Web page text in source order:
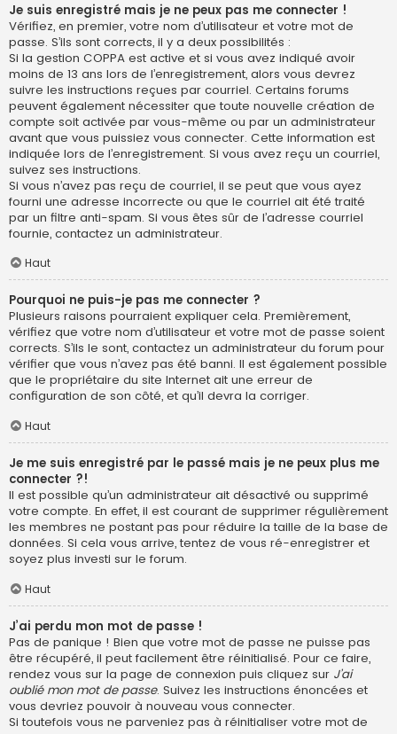
Je suis enregistré mais je ne peux pas me connecter !
Vérifiez, en premier, votre nom d’utilisateur et votre mot de
passe. S’ils sont corrects, il y a deux possibilités :
Si la gestion COPPA est active et si vous avez indiqué avoir
moins de 13 ans lors de l’enregistrement, alors vous devrez
suivre les instructions reçues par courriel. Certains forums
peuvent également nécessiter que toute nouvelle création de
compte soit activée par vous-même ou par un administrateur
avant que vous puissiez vous connecter. Cette information est
indiquée lors de l’enregistrement. Si vous avez reçu un courriel,
suivez ses instructions.
Si vous n’avez pas reçu de courriel, il se peut que vous ayez
fourni une adresse incorrecte ou que le courriel ait été traité
par un filtre anti-spam. Si vous êtes sûr de l’adresse courriel
fournie, contactez un administrateur.
Haut
Pourquoi ne puis-je pas me connecter ?
Plusieurs raisons pourraient expliquer cela. Premièrement,
vérifiez que votre nom d’utilisateur et votre mot de passe soient
corrects. S’ils le sont, contactez un administrateur du forum pour
vérifier que vous n’avez pas été banni. Il est également possible
que le propriétaire du site Internet ait une erreur de
configuration de son côté, et qu’il devra la corriger.
Haut
Je me suis enregistré par le passé mais je ne peux plus me
connecter ?!
Il est possible qu’un administrateur ait désactivé ou supprimé
votre compte. En effet, il est courant de supprimer régulièrement
les membres ne postant pas pour réduire la taille de la base de
données. Si cela vous arrive, tentez de vous ré-enregistrer et
soyez plus investi sur le forum.
Haut
J’ai perdu mon mot de passe !
Pas de panique ! Bien que votre mot de passe ne puisse pas
être récupéré, il peut facilement être réinitialisé. Pour ce faire,
rendez vous sur la page de connexion puis cliquez sur J’ai
oublié mon mot de passe. Suivez les instructions énoncées et
vous devriez pouvoir à nouveau vous connecter.
Si toutefois vous ne parveniez pas à réinitialiser votre mot de